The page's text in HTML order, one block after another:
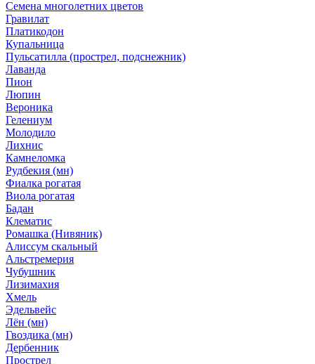
Семена многолетних цветов
Гравилат
Платикодон
Купальница
Пульсатилла (прострел, подснежник)
Лаванда
Пион
Люпин
Вероника
Гелениум
Молодило
Лихнис
Камнеломка
Рудбекия (мн)
Фиалка рогатая
Виола рогатая
Бадан
Клематис
Ромашка (Нивяник)
Алиссум скальный
Альстремерия
Чубушник
Лизимахия
Хмель
Эдельвейс
Лён (мн)
Гвоздика (мн)
Дербенник
Прострел